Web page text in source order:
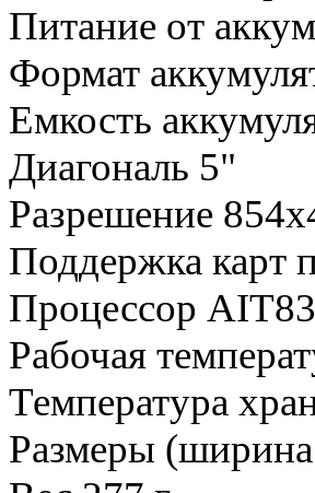
Питание от
Формат
Емкость
Диагональ 5"
Разрешение
Поддержка карт
Процессор
Рабочая
Температура
Размеры